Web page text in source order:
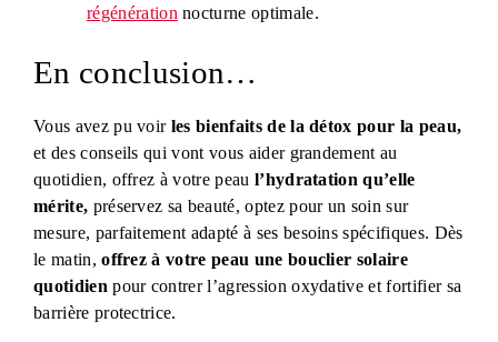
régénération nocturne optimale.
En conclusion…
Vous avez pu voir les bienfaits de la détox pour la peau,
et des conseils qui vont vous aider grandement au
quotidien, offrez à votre peau l’hydratation qu’elle
mérite, préservez sa beauté, optez pour un soin sur
mesure, parfaitement adapté à ses besoins spécifiques. Dès
le matin,offrez à votre peau une bouclier solaire
quotidienpour contrer l’agression oxydative et fortifier sa
barrière protectrice.